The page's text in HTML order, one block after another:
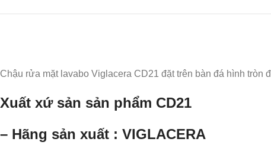
Chậu rửa mặt lavabo Viglacera CD21 đặt trên bàn đá hình
Xuất xứ sản sản phẩm CD21
– Hãng sản xuất : VIGLACERA